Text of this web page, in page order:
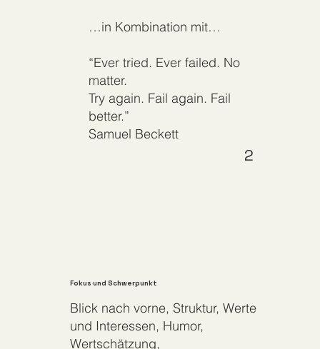
Fokus und Schwerpunkt
Blick nach vorne, Struktur, Werte
und Interessen, Humor,
Wertschätzung,
…in Kombination mit…
“Ever tried. Ever failed. No
matter.
Try again. Fail again. Fail
better.”
Samuel Beckett
2